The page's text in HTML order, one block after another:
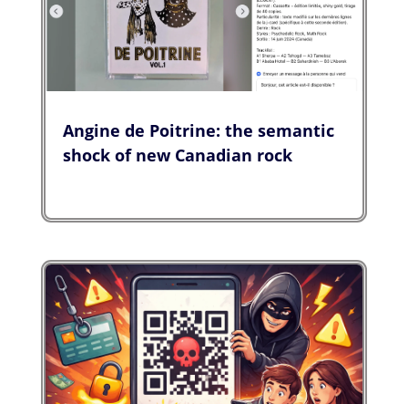
Angine de Poitrine: the semantic
shock of new Canadian rock